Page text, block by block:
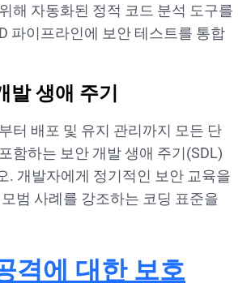
해 자동화된 정적 코드 분석 도구를
파이프라인에 보안 테스트를 통합
발 생애 주기
터 배포 및 유지 관리까지 모든 단
함하는 보안 개발 생애 주기(SDL)
. 개발자에게 정기적인 보안 교육을
범 사례를 강조하는 코딩 표준을
격에 대한 보호